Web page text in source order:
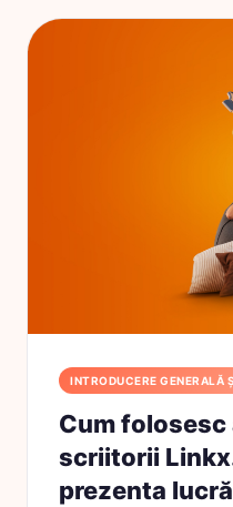
INTRODUCERE GENERALĂ
Cum
scriitorii
prezenta